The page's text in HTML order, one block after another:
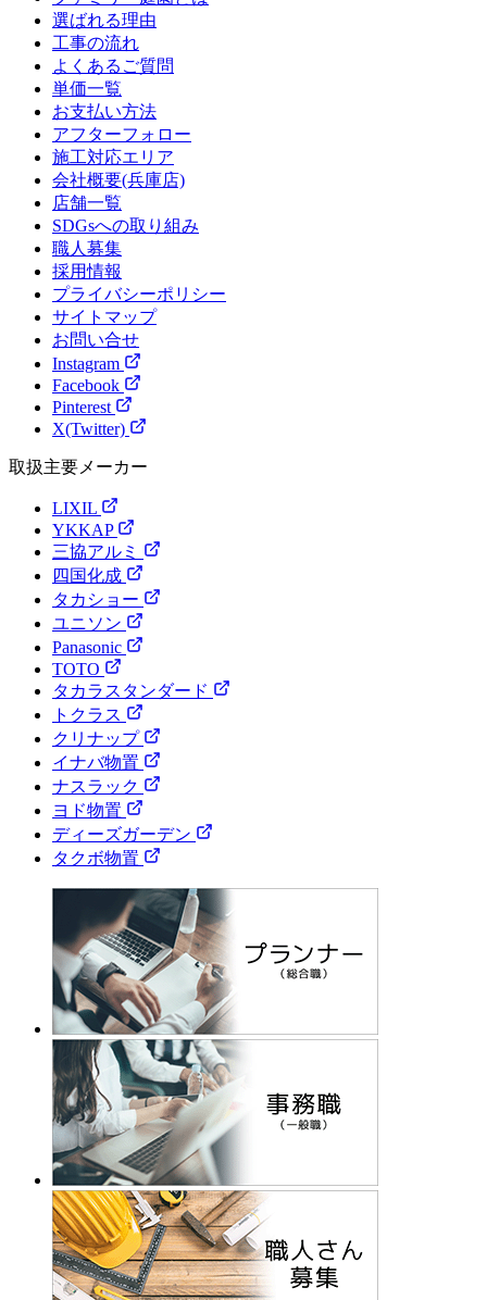
選ばれる理由
工事の流れ
よくあるご質問
単価一覧
お支払い方法
アフターフォロー
施工対応エリア
会社概要(兵庫店)
店舗一覧
SDGsへの取り組み
職人募集
採用情報
プライバシーポリシー
サイトマップ
お問い合せ
Instagram
Facebook
Pinterest
X(Twitter)
取扱主要メーカー
LIXIL
YKKAP
三協アルミ
四国化成
タカショー
ユニソン
Panasonic
TOTO
タカラスタンダード
トクラス
クリナップ
イナバ物置
ナスラック
ヨド物置
ディーズガーデン
タクボ物置